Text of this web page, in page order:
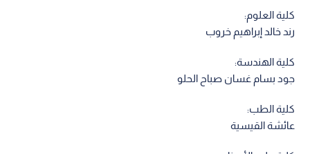
كلية العلوم:
رند خالد إبراهيم خروب
كلية الهندسة:
جود بسام غسان صباح الحلو
كلية الطب:
عائشة القيسية